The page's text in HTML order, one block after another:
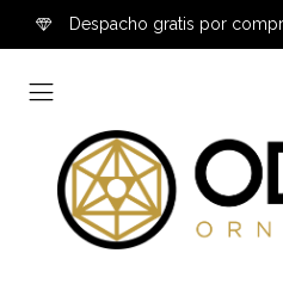
Despacho gratis por